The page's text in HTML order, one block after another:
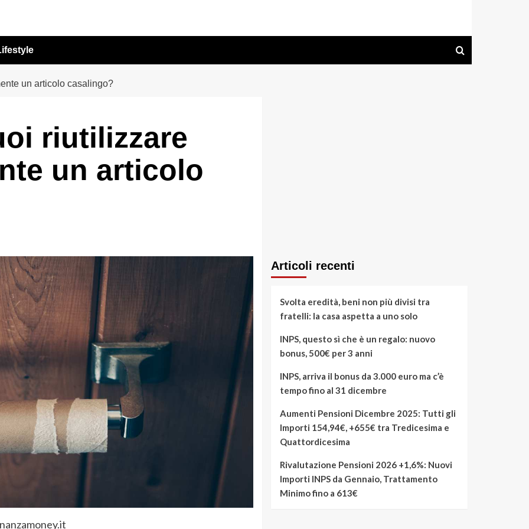
un articolo casalingo?
riutilizzare
un articolo
Articoli recenti
Svolta eredità, beni non più divisi tra
fratelli: la casa aspetta a uno solo
INPS, questo sì che è un regalo: nuovo
bonus, 500€ per 3 anni
INPS, arriva il bonus da 3.000 euro ma c’è
tempo fino al 31 dicembre
Aumenti Pensioni Dicembre 2025: Tutti gli
Importi 154,94€, +655€ tra Tredicesima e
Quattordicesima
Rivalutazione Pensioni 2026 +1,6%: Nuovi
Importi INPS da Gennaio, Trattamento
Minimo fino a 613€